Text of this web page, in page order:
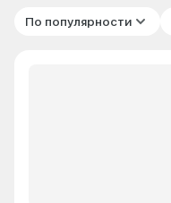
По популярности